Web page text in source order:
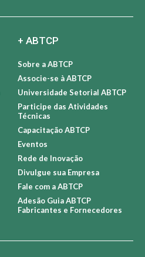
+ ABTCP
Sobre a ABTCP
Associe-se à ABTCP
Universidade Setorial ABTCP
Participe das Atividades
Técnicas
Capacitação ABTCP
Eventos
Rede de Inovação
Divulgue sua Empresa
Fale com a ABTCP
Adesão Guia ABTCP
Fabricantes e Fornecedores